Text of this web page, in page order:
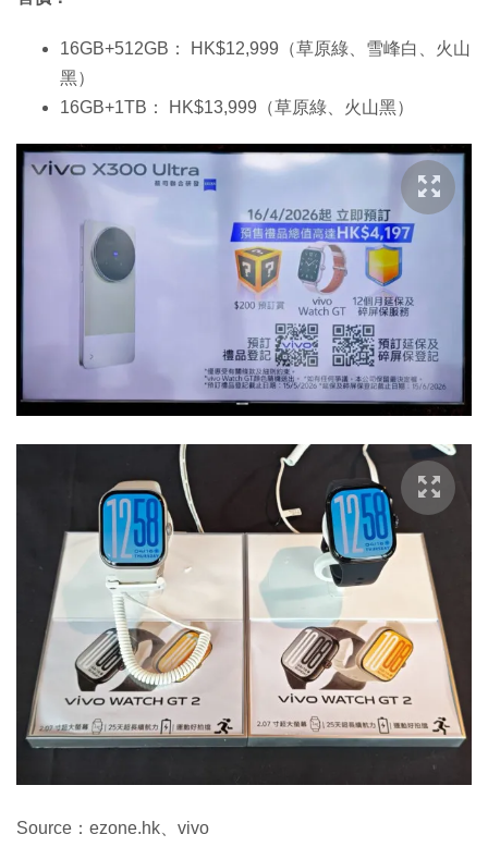
16GB+512GB： HK$12,999（草原綠、雪峰白、火山
黑）
16GB+1TB： HK$13,999（草原綠、火山黑）
Source：ezone.hk、vivo